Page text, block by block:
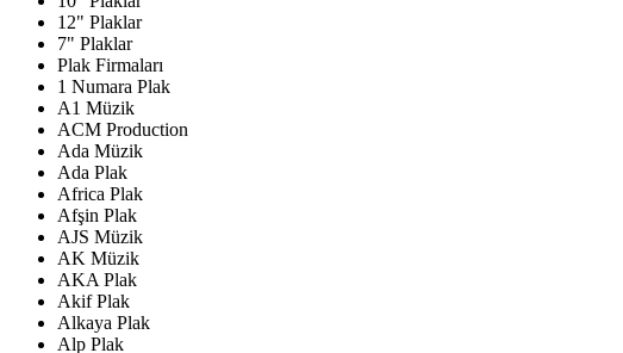
12" Plaklar
7" Plaklar
Plak Firmaları
1 Numara Plak
A1 Müzik
ACM Production
Ada Müzik
Ada Plak
Africa Plak
Afşin Plak
AJS Müzik
AK Müzik
AKA Plak
Akif Plak
Alkaya Plak
Alp Plak